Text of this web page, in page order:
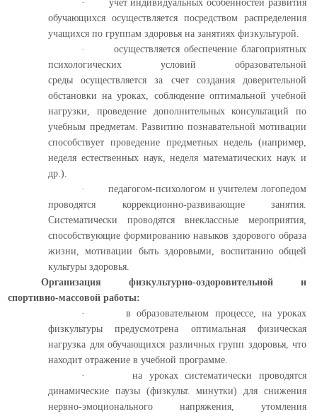
·
учет индивидуальных особенностей развития
обучающихся осуществляется посредством распределения
учащихся по группам здоровья на занятиях физкультурой.
·
осуществляется обеспечение благоприятных
психологических условий образовательной
среды осуществляется за счет создания доверительной
обстановки на уроках, соблюдение оптимальной учебной
нагрузки, проведение дополнительных консультаций по
учебным предметам. Развитию познавательной мотивации
способствует проведение предметных недель (например,
неделя естественных наук, неделя математических наук и
др.).
·
педагогом-психологом и учителем логопедом
проводятся коррекционно-развивающие занятия.
Систематически проводятся внеклассные мероприятия,
способствующие формированию навыков здорового образа
жизни, мотивации быть здоровыми, воспитанию общей
культуры здоровья.
Организация физкультурно-оздоровительной и
спортивно-массовой работы:
·
в образовательном процессе, на уроках
физкультуры предусмотрена оптимальная физическая
нагрузка для обучающихся различных групп здоровья, что
находит отражение в учебной программе.
·
на уроках систематически проводятся
динамические паузы (физкульт. минутки) для снижения
нервно-эмоционального напряжения, утомления